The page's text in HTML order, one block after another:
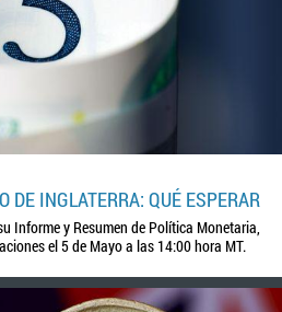
DE INGLATERRA: QUÉ ESPERAR
Informe y Resumen de Política Monetaria,
el 5 de Mayo a las 14:00 hora MT.